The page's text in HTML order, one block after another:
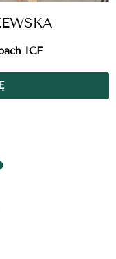
ICF